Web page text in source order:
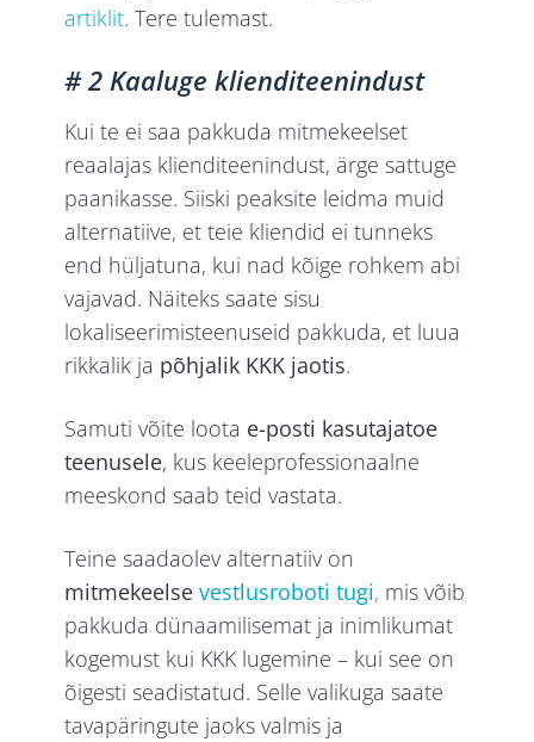
artiklit. Tere tulemast.
# 2 Kaaluge klienditeenindust
Kui te ei saa pakkuda mitmekeelset
reaalajas klienditeenindust, ärge sattuge
paanikasse. Siiski peaksite leidma muid
alternatiive, et teie kliendid ei tunneks
end hüljatuna, kui nad kõige rohkem abi
vajavad. Näiteks saate sisu
lokaliseerimisteenuseid pakkuda, et luua
rikkalik ja põhjalik KKK jaotis.
Samuti võite loota e-posti kasutajatoe
teenusele, kus keeleprofessionaalne
meeskond saab teid vastata.
Teine saadaolev alternatiiv on
mitmekeelsevestlusroboti tugi, mis võib
pakkuda dünaamilisemat ja inimlikumat
kogemust kui KKK lugemine – kui see on
õigesti seadistatud. Selle valikuga saate
tavapäringute jaoks valmis ja